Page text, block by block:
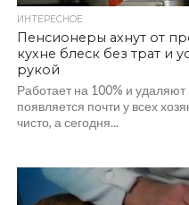
ИНТЕРЕСНОЕ
Пенсионеры ахнут от
кухне блеск без трат и
рукой
Работает на 100% и
появляется почти у всех
чисто, а сегодня...